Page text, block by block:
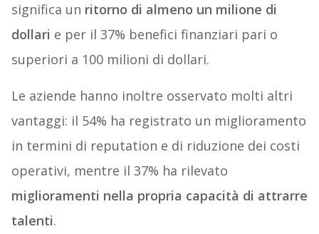
significa un ritorno di almeno un milione di
dollari e per il 37% benefici finanziari pari o
superiori a 100 milioni di dollari.
Le aziende hanno inoltre osservato molti altri
vantaggi: il 54% ha registrato un miglioramento
in termini di reputation e di riduzione dei costi
operativi, mentre il 37% ha rilevato
miglioramenti nella propria capacità di attrarre
talenti.